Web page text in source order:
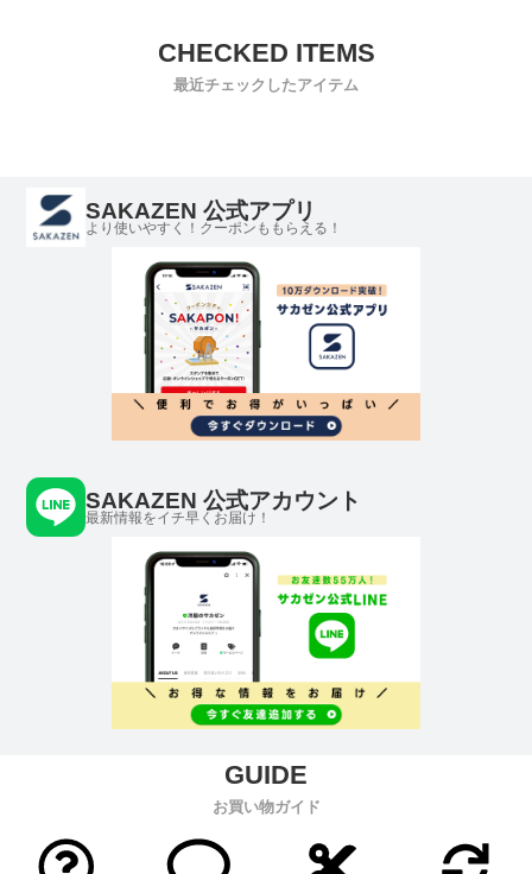
最近チェックしたアイテム
SAKAZEN 公式アプリ
より使いやすく！クーポンももらえる！
SAKAZEN 公式アカウント
最新情報をイチ早くお届け！
お買い物ガイド